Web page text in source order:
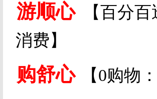
游顺心
【百分
消费】
购舒心 【0购物